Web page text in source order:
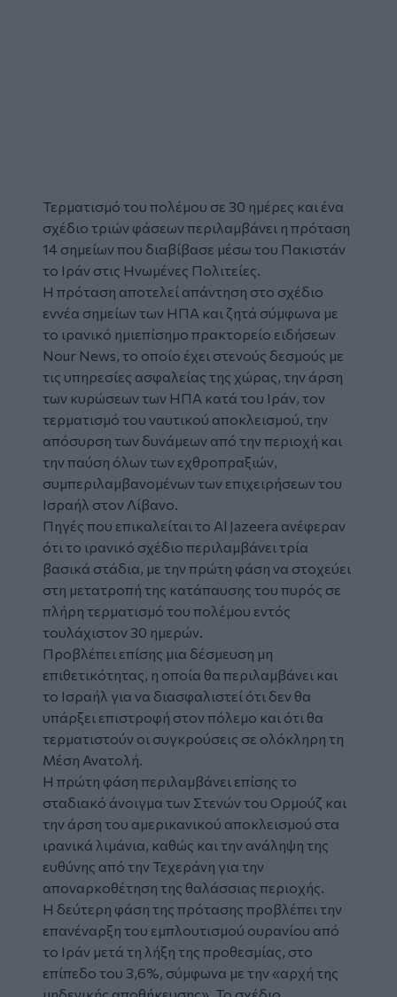
Τερματισμό του πολέμου σε 30 ημέρες και ένα
σχέδιο τριών φάσεων περιλαμβάνει η πρόταση
14 σημείων που διαβίβασε μέσω του Πακιστάν
το Ιράν στις Ηνωμένες Πολιτείες.
Η πρόταση αποτελεί απάντηση στο σχέδιο
εννέα σημείων των ΗΠΑ και ζητά σύμφωνα με
το ιρανικό ημιεπίσημο πρακτορείο ειδήσεων
Nour News, το οποίο έχει στενούς δεσμούς με
τις υπηρεσίες ασφαλείας της χώρας, την άρση
των κυρώσεων των ΗΠΑ κατά του Ιράν, τον
τερματισμό του ναυτικού αποκλεισμού, την
απόσυρση των δυνάμεων από την περιοχή και
την παύση όλων των εχθροπραξιών,
συμπεριλαμβανομένων των επιχειρήσεων του
Ισραήλ στον Λίβανο.
Πηγές που επικαλείται το Al Jazeera ανέφεραν
ότι το ιρανικό σχέδιο περιλαμβάνει τρία
βασικά στάδια, με την πρώτη φάση να στοχεύει
στη μετατροπή της κατάπαυσης του πυρός σε
πλήρη τερματισμό του πολέμου εντός
τουλάχιστον 30 ημερών.
Προβλέπει επίσης μια δέσμευση μη
επιθετικότητας, η οποία θα περιλαμβάνει και
το Ισραήλ για να διασφαλιστεί ότι δεν θα
υπάρξει επιστροφή στον πόλεμο και ότι θα
τερματιστούν οι συγκρούσεις σε ολόκληρη τη
Μέση Ανατολή.
Η πρώτη φάση περιλαμβάνει επίσης το
σταδιακό άνοιγμα των Στενών του Ορμούζ και
την άρση του αμερικανικού αποκλεισμού στα
ιρανικά λιμάνια, καθώς και την ανάληψη της
ευθύνης από την Τεχεράνη για την
αποναρκοθέτηση της θαλάσσιας περιοχής.
Η δεύτερη φάση της πρότασης προβλέπει την
επανέναρξη του εμπλουτισμού ουρανίου από
το Ιράν μετά τη λήξη της προθεσμίας, στο
επίπεδο του 3,6%, σύμφωνα με την «αρχή της